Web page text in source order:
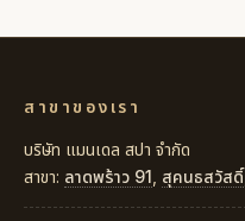
สาขาของเรา
บริษัท แมนเดล สปา จำกัด
สาขา: ลาดพร้าว 91 สุคนธสวัสดิ์